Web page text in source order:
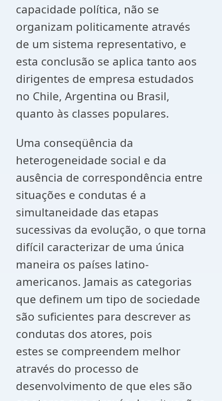
capacidade política, não se
organizam politicamente através
de um sistema representativo, e
esta conclusão se aplica tanto aos
dirigentes de empresa estudados
no Chile, Argentina ou Brasil,
quanto às classes populares.
Uma conseqüência da
heterogeneidade social e da
ausência de correspondência entre
situações e condutas é a
simultaneidade das etapas
sucessivas da evolução, o que torna
difícil caracterizar de uma única
maneira os países latino-
americanos. Jamais as categorias
que definem um tipo de sociedade
são suficientes para descrever as
condutas dos atores, pois
estes se compreendem melhor
através do processo de
desenvolvimento de que eles são